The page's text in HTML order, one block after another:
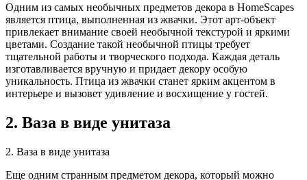
Одним из самых необычных предметов декора в HomeScapes
является птица, выполненная из жвачки. Этот арт-объект
привлекает внимание своей необычной текстурой и яркими
цветами. Создание такой необычной птицы требует
тщательной работы и творческого подхода. Каждая деталь
изготавливается вручную и придает декору особую
уникальность. Птица из жвачки станет ярким акцентом в
интерьере и вызовет удивление и восхищение у гостей.
2. Ваза в виде унитаза
2. Ваза в виде унитаза
Еще одним странным предметом декора, который можно